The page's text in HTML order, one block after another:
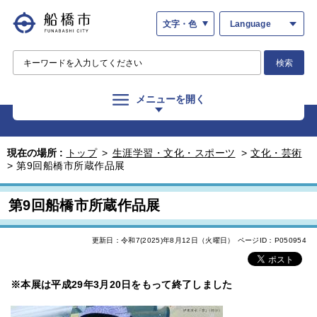
文字・色 Language
検索
メニューを開く
現在の場所 : トップ > 生涯学習・文化・スポーツ > 文化・芸術
> 第9回船橋市所蔵作品展
第9回船橋市所蔵作品展
更新日：令和7(2025)年8月12日（火曜日） ページID：P050954
※本展は平成29年3月20日をもって終了しました